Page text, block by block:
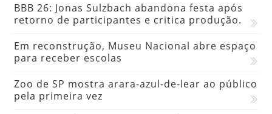
BBB 26: Jonas Sulzbach abandona festa após
retorno de participantes e critica produção.
Em reconstrução, Museu Nacional abre espaço
para receber escolas
Zoo de SP mostra arara-azul-de-lear ao público
pela primeira vez